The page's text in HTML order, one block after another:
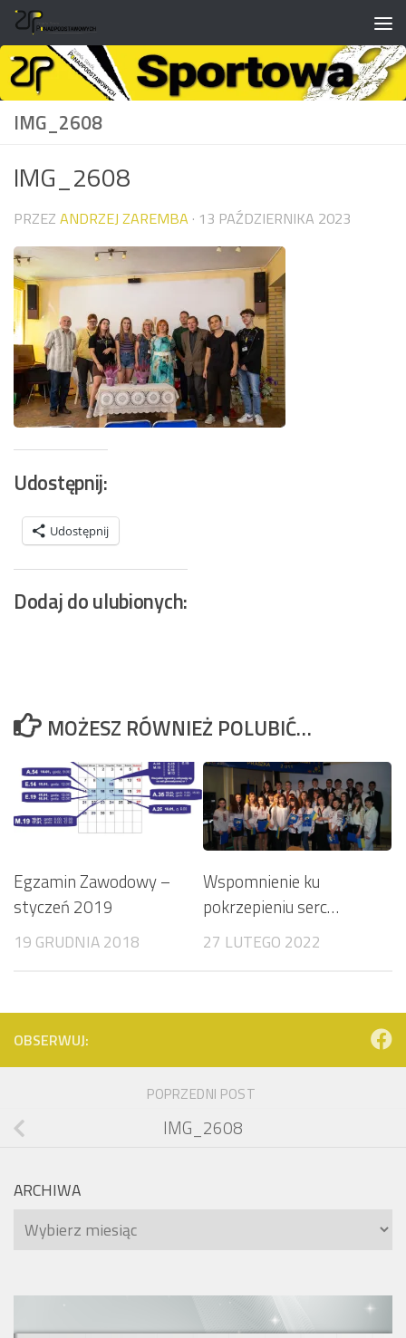
treści
Przejdź do treści
IMG_2608
IMG_2608
PRZEZ ANDRZEJ ZAREMBA · 13 PAŹDZIERNIKA 2023
Udostępnij:
Udostępnij
Dodaj do ulubionych:
MOŻESZ RÓWNIEŻ POLUBIĆ…
Egzamin Zawodowy –
styczeń 2019
19 GRUDNIA 2018
Wspomnienie ku
pokrzepieniu serc…
27 LUTEGO 2022
OBSERWUJ:
POPRZEDNI POST
IMG_2608
ARCHIWA
Archiwa